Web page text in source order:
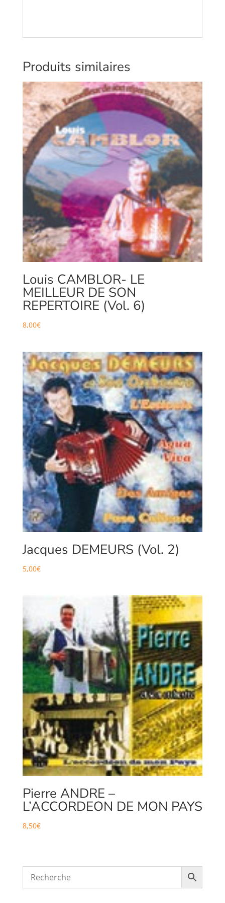
Produits similaires
Louis CAMBLOR- LE
MEILLEUR DE SON
REPERTOIRE (Vol. 6)
8,00€
Jacques DEMEURS (Vol. 2)
5,00€
Pierre ANDRE –
L’ACCORDEON DE MON PAYS
8,50€